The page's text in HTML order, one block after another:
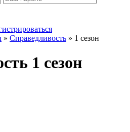
» Справедливость » 1 сезон
1 сезон